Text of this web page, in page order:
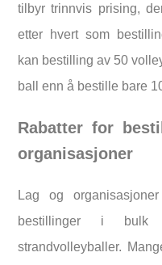
tilbyr trinnvis prising,
etter hvert som
kan bestilling av 50
ball enn å bestille bare
Rabatter for
organisasjoner
Lag og
bestillinger i bulk
strandvolleyballer.